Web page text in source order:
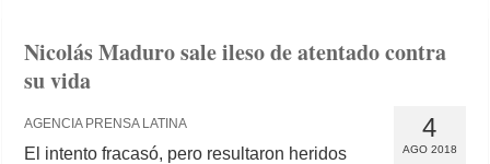
Nicolás Maduro sale ileso de atentado contra
su vida
4
AGO 2018
AGENCIA PRENSA LATINA
El intento fracasó, pero resultaron heridos